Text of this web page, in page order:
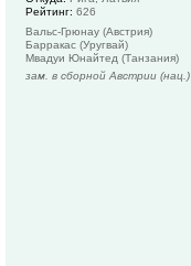
Рейтинг: 626
Вальс-Грюнау (Австрия)
Барракас (Уругвай)
Мвадуи Юнайтед (Танзания)
зам. в сборной Австрии (нац.)